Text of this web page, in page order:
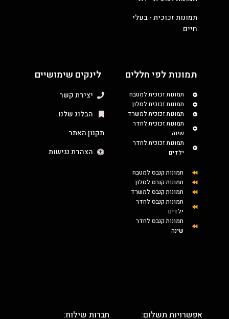
תמונות זכוכית - בעלי
חיים
תמונות לפי חללים
תמונות זכוכית למטבח
תמונות זכוכית לסלון
תמונות זכוכית למשרד
תמונות זכוכית לחדר
שינה
תמונות זכוכית לחדר
ילדים
תמונות קנבס למטבח
תמונות קנבס לסלון
תמונות קנבס למשרד
תמונות קנבס לחדר
ילדים
תמונות קנבס לחדר
שינה
לינקים שימושיים
יצירת קשר
הבלוג שלנו
תקנון האתר
הצהרת נגישות
אפשרויות תשלום: חברות שילוח: